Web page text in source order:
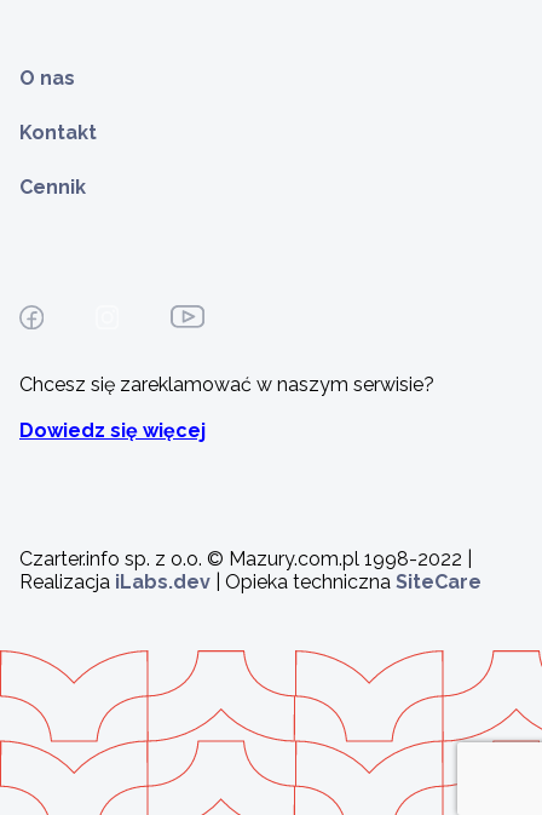
O nas
Kontakt
Cennik
Chcesz się zareklamować w naszym serwisie?
Dowiedz się więcej
Czarter.info sp. z o.o. © Mazury.com.pl 1998-2022 |
Realizacja iLabs.dev | Opieka techniczna SiteCare